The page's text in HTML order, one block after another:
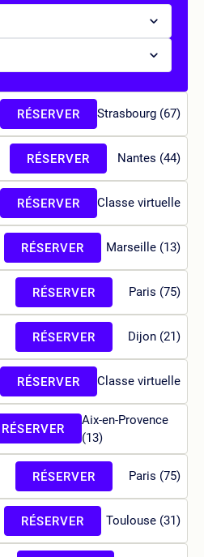
Strasbourg (67)
RÉSERVER
Nantes (44)
RÉSERVER
Classe virtuelle
RÉSERVER
Marseille (13)
RÉSERVER
Paris (75)
RÉSERVER
Dijon (21)
RÉSERVER
Classe virtuelle
RÉSERVER
Aix-en-Provence
(13)
RÉSERVER
Paris (75)
RÉSERVER
Toulouse (31)
RÉSERVER